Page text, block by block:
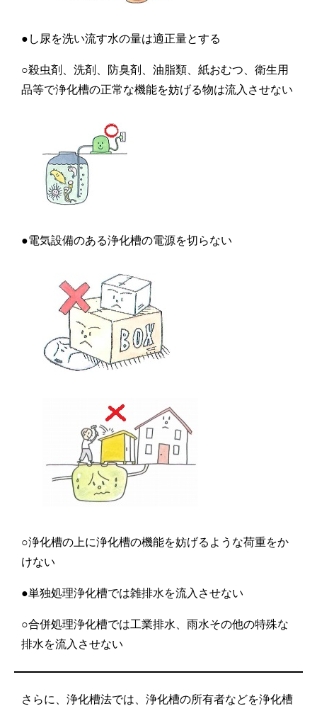
●し尿を洗い流す水の量は適正量とする
○殺虫剤、洗剤、防臭剤、油脂類、紙おむつ、衛生用
品等で浄化槽の正常な機能を妨げる物は流入させない
●電気設備のある浄化槽の電源を切らない
○浄化槽の上に浄化槽の機能を妨げるような荷重をか
けない
●単独処理浄化槽では雑排水を流入させない
○合併処理浄化槽では工業排水、雨水その他の特殊な
排水を流入させない
さらに、浄化槽法では、浄化槽の所有者などを浄化槽